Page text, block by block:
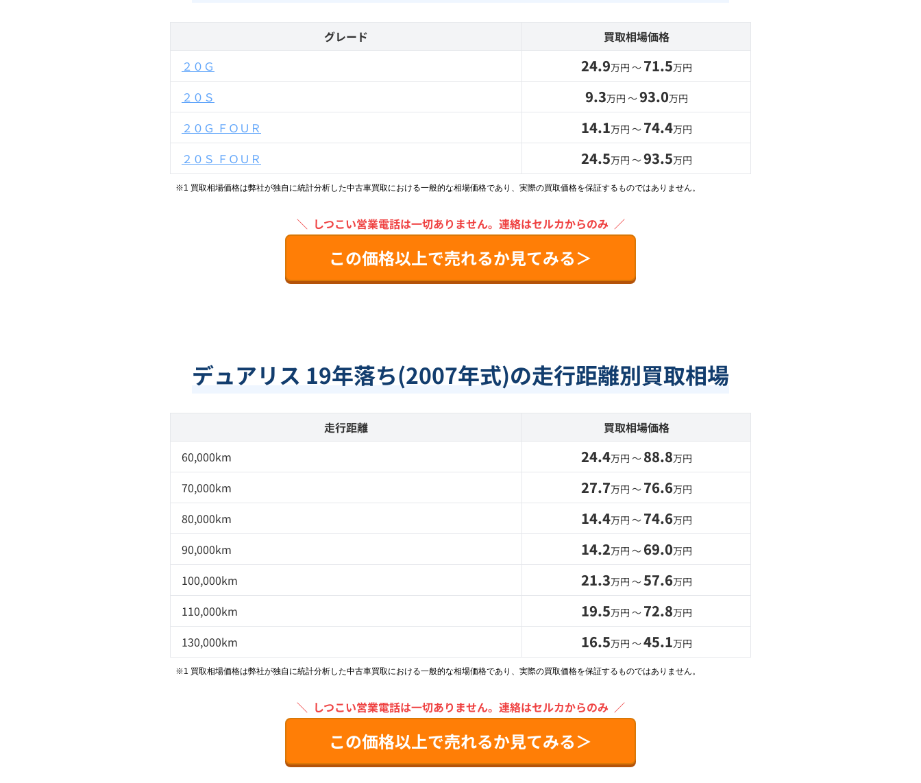
グレード
買取相場価格
２０Ｇ
24.9万円 〜 71.5万円
２０Ｓ 9.3万円 〜93.0万円
２０Ｇ ＦＯＵＲ 14.1万円 〜 74.4万円
２０Ｓ ＦＯＵＲ 24.5万円 〜93.5万円
※1 買取相場価格は弊社が独自に統計分析した中古車買取における一般的な相場価格であり、実際の買取価格を保証するものではありません。
＼ しつこい営業電話は一切ありません。 連絡はセルカからのみ ／
この価格以上で売れるか見てみる＞
デュアリス 19年落ち(2007年式)の走行距離別買取相場
走行距離
買取相場価格
60,000km
24.4万円 〜 88.8万円
70,000km 27.7万円 〜 76.6万円
80,000km 14.4万円 〜 74.6万円
90,000km 14.2万円 〜 69.0万円
100,000km 21.3万円 〜57.6万円
110,000km 19.5万円 〜 72.8万円
130,000km 16.5万円 〜45.1万円
※1 買取相場価格は弊社が独自に統計分析した中古車買取における一般的な相場価格であり、実際の買取価格を保証するものではありません。
＼ しつこい営業電話は一切ありません。 連絡はセルカからのみ ／
この価格以上で売れるか見てみる＞